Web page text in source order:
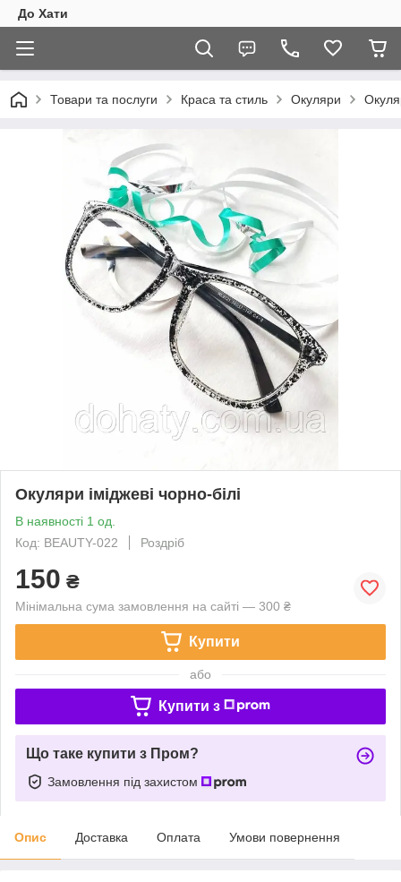
До Хати
Товари та послуги Краса та стиль Окуляри
Окуляри іміджеві чорно-білі
В наявності 1 од.
Код: BEAUTY-022
Роздріб
150 ₴
Мінімальна сума замовлення на сайті — 300 ₴
Купити
або
Купити з
Що таке купити з Пром?
Замовлення під захистом
Опис Доставка Оплата Умови повернення